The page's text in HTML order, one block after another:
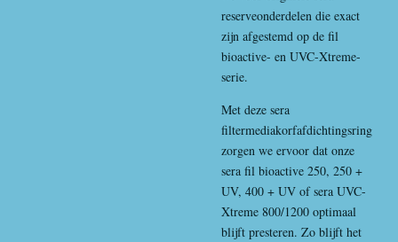
reserveonderdelen die exact
zijn afgestemd op de fil
bioactive- en UVC-Xtreme-
serie.
Met deze sera
filtermediakorfafdichtingsring
zorgen we ervoor dat onze
sera fil bioactive 250, 250 +
UV, 400 + UV of sera UVC-
Xtreme 800/1200 optimaal
blijft presteren. Zo blijft het